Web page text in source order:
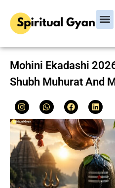
Mohini Ekadashi
Shubh Muhurat And